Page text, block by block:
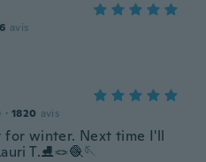
avis
· 1820 avis
for winter. Next time I'll
T.⛸️🪢🧶🪡